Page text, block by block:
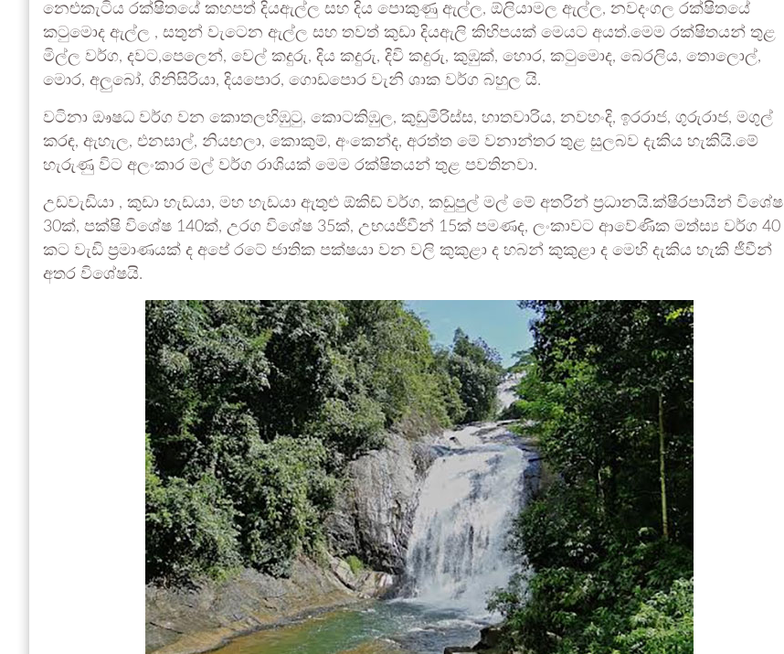
නෙළුකැටිය රක්ෂිතයේ කහපත් දියඇල්ල සහ දිය පොකුණු ඇල්ල, ඕලියාමල ඇල්ල, නවදංගල රක්ෂිතයේ
කටුමොද ඇල්ල , සතුන් වැටෙන ඇල්ල සහ තවත් කුඩා දියඇලි කිහිපයක් මෙයට අයත්.මෙම රක්ෂිතයන් තුළ
මිල්ල වර්ග, දවට,පෙලෙන්, වෙල් කදුරු, දිය කදුරු, දිවි කදුරු, කුඹුක්, හොර, කටුමොද, බෙරලිය, තොලොල්,
මොර, අලුබෝ, ගිනිසිරියා, දියපොර, ගොඩපොර වැනි ශාක වර්ග බහුල යි.
වටිනා ඖෂධ වර්ග වන කොතලහිඹුටු, කොටකිඹුල, කුඩුමිරිස්ස, හාතවාරිය, නවහංදි, ඉරරාජ, ගුරුරාජ, මගුල්
කරඳ, ඇහැල, එනසාල්, නියඟලා, කොකුම්, අංකෙන්ද, අරත්ත මේ වනාන්තර තුළ සුලබව දැකිය හැකියි.මේ
හැරුණු විට අලංකාර මල් වර්ග රාශියක් මෙම රක්ෂිතයන් තුළ පවතිනවා.
උඩවැඩියා , කුඩා හැඩයා, මහ හැඩයා ඇතුළු ඕකිඩ් වර්ග, කඩුපුල් මල් මේ අතරින් ප්‍රධානයි.ක්ෂීරපායින් විශේෂ
30ක්, පක්ෂි විශේෂ 140ක්, උරග විශේෂ 35ක්, උභයජීවීන් 15ක් පමණද, ලංකාවට ආවේණික මත්ස්‍ය වර්ග 40
කට වැඩි ප්‍රමාණයක් ද අපේ රටේ ජාතික පක්ෂයා වන වලි කුකුළා ද හබන් කුකුළා ද මෙහි දැකිය හැකි ජීවීන්
අතර විශේෂයි.